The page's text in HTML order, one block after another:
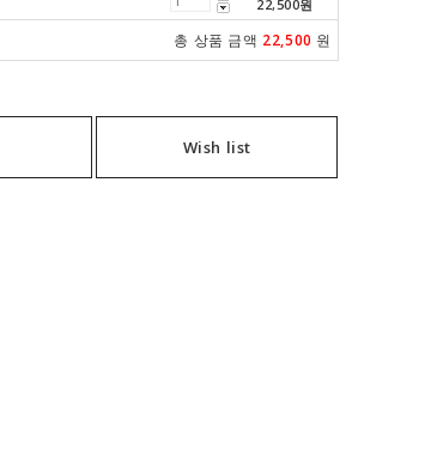
22,500원
총 상품 금액 22,500 원
Wish list